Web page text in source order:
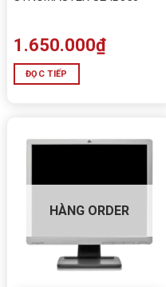
1.650.000₫
ĐỌC TIẾP
HÀNG ORDER